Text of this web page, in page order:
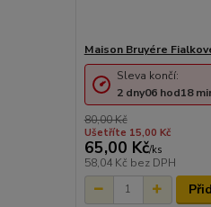
Maison Bruyére
80,00 Kč
Ušetříte 15,00 Kč
65,00 Kč/ks
58,04 Kč bez DPH
Sleva končí:
2 dny06 hod18